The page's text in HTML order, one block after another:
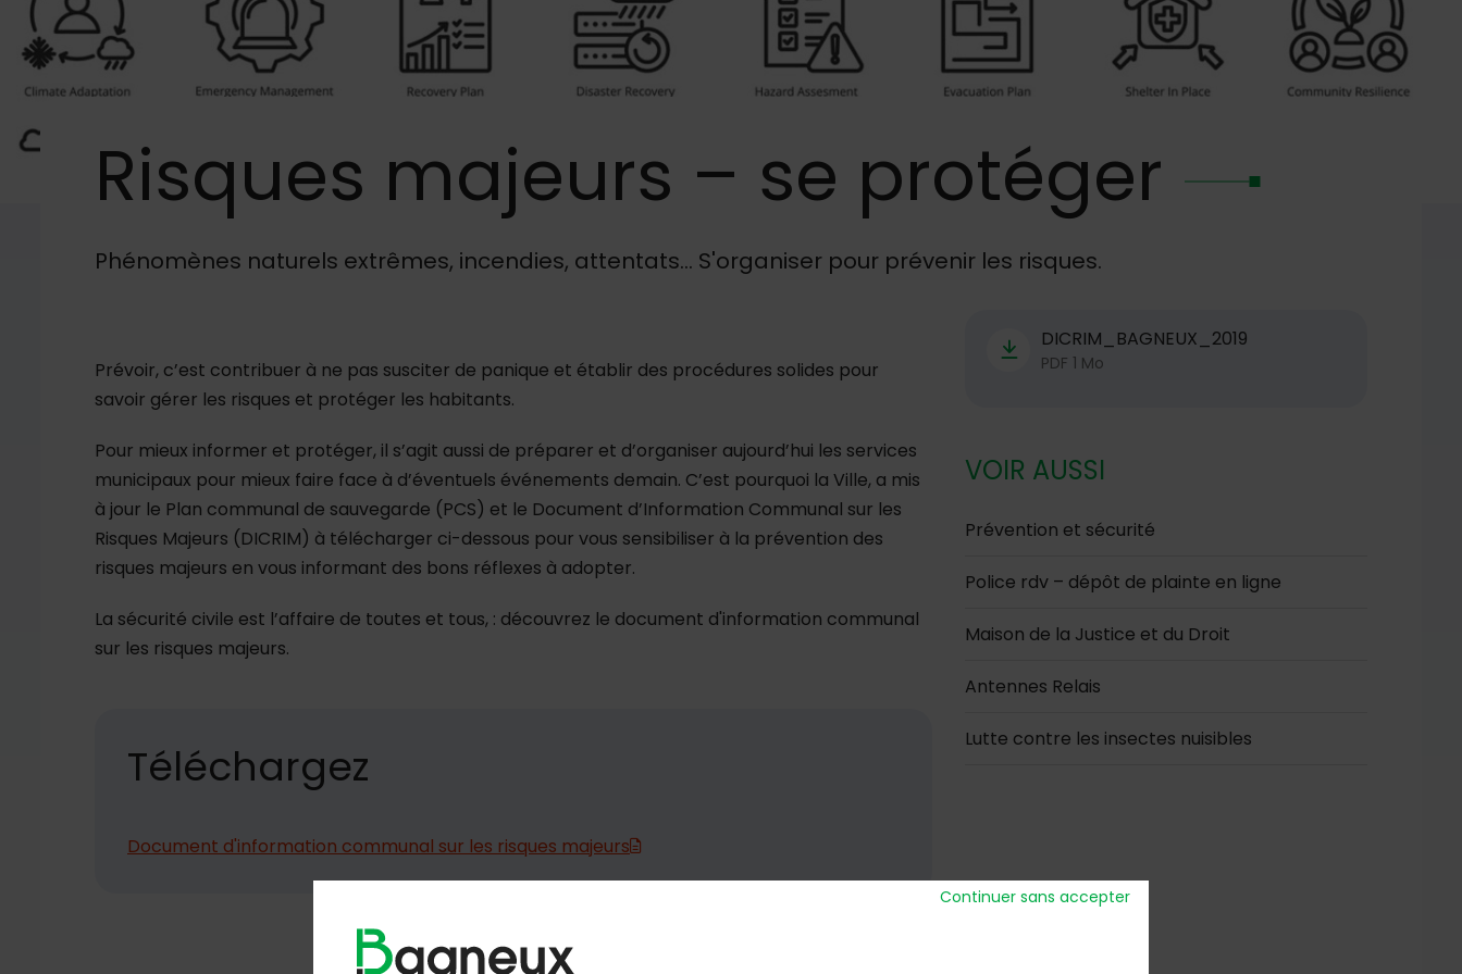
Continuer sans accepter
Image d'illustration de Risques majeurs – se protéger
Risques majeurs – se protéger
Phénomènes naturels extrêmes, incendies, attentats... S'organiser pour prévenir les risques.
Prévoir, c’est contribuer à ne pas susciter de panique et établir des procédures solides pour
savoir gérer les risques et protéger les habitants.
Pour mieux informer et protéger, il s’agit aussi de préparer et d’organiser aujourd’hui les services
municipaux pour mieux faire face à d’éventuels événements demain. C’est pourquoi la Ville, a mis
à jour le Plan communal de sauvegarde (PCS) et le Document d’Information Communal sur les
Risques Majeurs (DICRIM) à télécharger ci-dessous pour vous sensibiliser à la prévention des
risques majeurs en vous informant des bons réflexes à adopter.
La sécurité civile est l’affaire de toutes et tous, : découvrez le document d'information communal
sur les risques majeurs.
Téléchargez
Document d'information communal sur les risques majeurs
DICRIM_BAGNEUX_2019
PDF 1 Mo
VOIR AUSSI
Prévention et sécurité
Police rdv – dépôt de plainte en ligne
Maison de la Justice et du Droit
Antennes Relais
Lutte contre les insectes nuisibles